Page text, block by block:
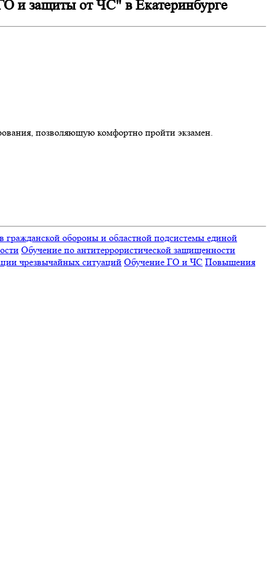
и защиты от ЧС" в Екатеринбурге
позволяющую комфортно пройти экзамен.
обороны и областной подсистемы единой
Обучение по антитеррористической защищенности
чрезвычайных ситуаций Обучение ГО и ЧС Повышения